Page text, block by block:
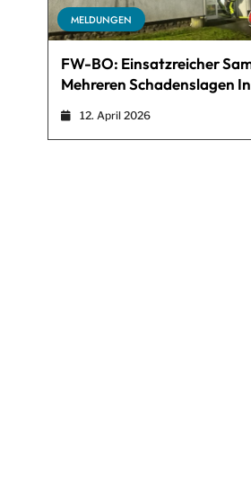
MELDUNGEN
FW-BO: Einsatzreicher
Mehreren Schadenslagen
12. April 2026